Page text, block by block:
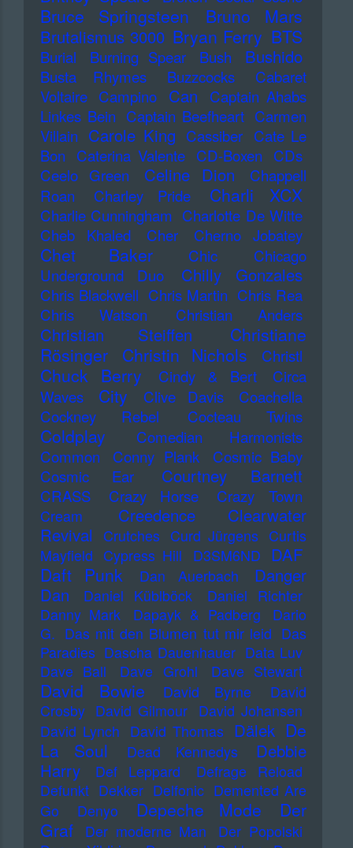
Bruce Springsteen Bruno Mars
Brutalismus 3000 Bryan Ferry BTS
Burial Burning Spear Bush Bushido
Busta Rhymes Buzzcocks
Cabaret
Voltaire Campino Can
Captain Ahabs
Linkes Bein Captain Beefheart Carmen
Villain Carole King Cassiber Cate Le
Bon
Caterina Valente CD-Boxen
CDs
Ceelo Green
Celine Dion
Chappell
Roan
Charley Pride Charli XCX
Charlie Cunningham Charlotte De Witte
Cheb Khaled
Cher Cherno Jobatey
Chet Baker Chic
Chicago
Underground Duo
Chilly Gonzales
Chris Blackwell Chris Martin Chris Rea
Chris Watson
Christian Anders
Christian Steiffen
Christiane
Rösinger
Christin Nichols Christl
Chuck Berry Cindy & Bert
Circa
Waves
City Clive Davis
Coachella
Cockney Rebel
Cocteau Twins
Coldplay
Comedian Harmonists
Common
Conny Plank
Cosmic Baby
Cosmic Ear
Courtney Barnett
CRASS Crazy Horse Crazy Town
Cream
Creedence Clearwater
Revival
Crutches Curd Jürgens Curtis
Mayfield Cypress Hill D3SM6ND DAF
Daft Punk Dan Auerbach
Danger
Dan
Daniel Küblböck
Daniel Richter
Danny Mark
Dapayk & Padberg
Dario
G. Das mit den Blumen tut mir leid Das
Paradies Dascha Dauenhauer Data Luv
Dave Ball
Dave Grohl Dave Stewart
David Bowie David Byrne
David
Crosby David Gilmour David Johansen
David Lynch David Thomas Dälek De
La Soul
Dead Kennedys
Debbie
Harry
Def Leppard
Defrage Reload
Defunkt Dekker Delfonic Demented Are
Go
Denyo Depeche Mode
Der
Graf
Der moderne Man
Der Popolski